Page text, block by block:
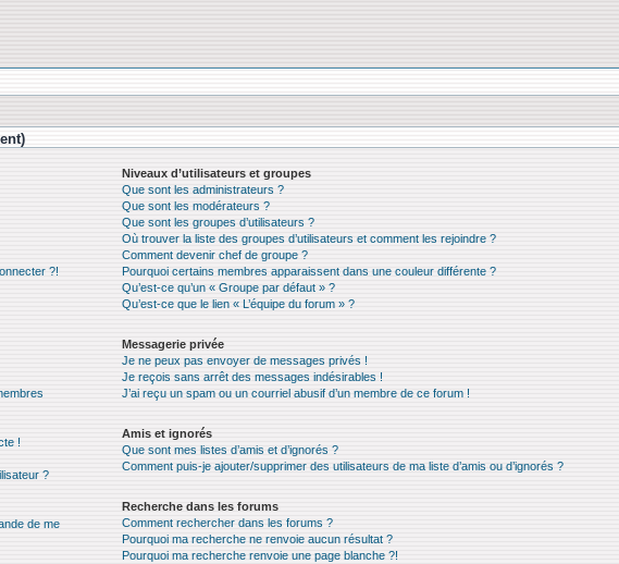
?!
!
?
de me
Niveaux d’utilisateurs et groupes
Que sont les administrateurs ?
Que sont les modérateurs ?
Que sont les groupes d’utilisateurs ?
Où trouver la liste des groupes d’utilisateurs et comment les rejoindre ?
Comment devenir chef de groupe ?
Pourquoi certains membres apparaissent dans une couleur différente ?
Qu’est-ce qu’un « Groupe par défaut » ?
Qu’est-ce que le lien « L’équipe du forum » ?
Messagerie privée
Je ne peux pas envoyer de messages privés !
Je reçois sans arrêt des messages indésirables !
J’ai reçu un spam ou un courriel abusif d’un membre de ce forum !
Amis et ignorés
Que sont mes listes d’amis et d’ignorés ?
Comment puis-je ajouter/supprimer des utilisateurs de ma liste d’amis ou d’ignorés ?
Recherche dans les forums
Comment rechercher dans les forums ?
Pourquoi ma recherche ne renvoie aucun résultat ?
Pourquoi ma recherche renvoie une page blanche ?!